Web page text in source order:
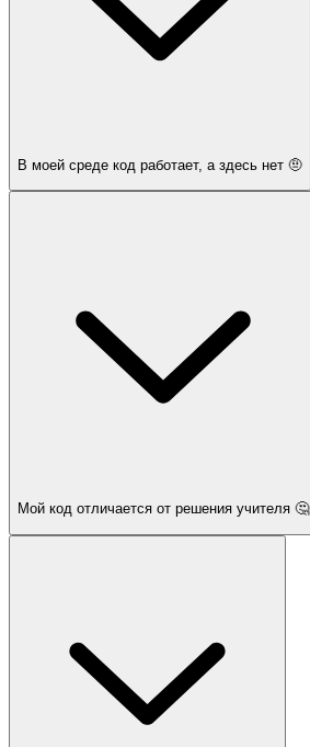
В моей среде код работает, а здесь нет 🤨
Мой код отличается от решения учителя 🤔